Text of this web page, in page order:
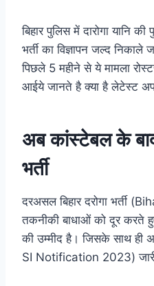
बिहार पुलिस में दारोगा यानि
भर्ती का विज्ञापन जल्द
पिछले 5 महीने से ये मामला
आईये जानते है क्या है लेटेस्ट
अब कांस्टेबल के बाद
भर्ती
दरअसल बिहार दरोगा भर्ती
तकनीकी बाधाओं को दूर करते
की उम्मीद है। जिसके साथ ही
SI Notification 2023) जारी